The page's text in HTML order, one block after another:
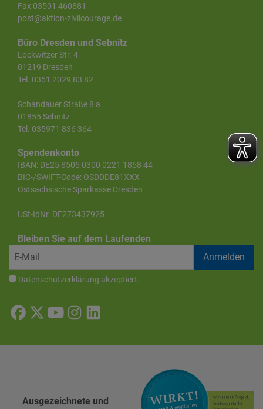
Fax 03501 460881
post@aktion-zivilcourage.de
Büro Dresden und Sebnitz
Lockwitzer Str. 4
01219 Dresden
Tel. 0351 2029 83 82
Schandauer Straße 8 a
01855 Sebnitz
Tel. 035971 836 364
Spendenkonto
IBAN: DE25 8505 0300 0221 1858 44
BIC-/SWIFT-Code: OSDDDE81XXX
Ostsächsische Sparkasse Dresden
USt-IdNr. DE273437925
Bleiben Sie auf dem Laufenden
Datenschutzerklärung akzeptiert.
Ausgezeichnete und